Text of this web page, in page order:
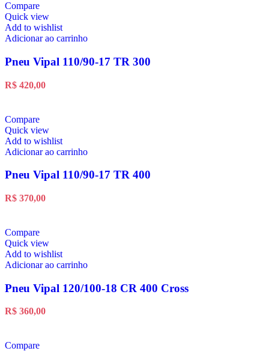
Compare
Quick view
Add to wishlist
Adicionar ao carrinho
Pneu Vipal 110/90-17 TR 300
R$ 420,00
Compare
Quick view
Add to wishlist
Adicionar ao carrinho
Pneu Vipal 110/90-17 TR 400
R$ 370,00
Compare
Quick view
Add to wishlist
Adicionar ao carrinho
Pneu Vipal 120/100-18 CR 400 Cross
R$ 360,00
Compare